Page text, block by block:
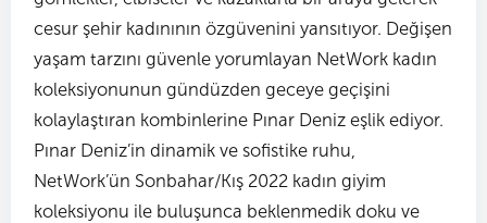
cesur şehir kadınının özgüvenini yansıtıyor. Değişen
yaşam tarzını güvenle yorumlayan NetWork kadın
koleksiyonunun gündüzden geceye geçişini
kolaylaştıran kombinlerine Pınar Deniz eşlik ediyor.
Pınar Deniz’in dinamik ve sofistike ruhu,
NetWork’ün Sonbahar/Kış 2022 kadın giyim
koleksiyonu ile buluşunca beklenmedik doku ve